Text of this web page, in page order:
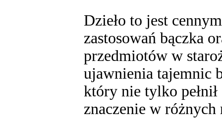
Dzieło to jest
zastosowań bączka
przedmiotów w
ujawnienia tajemnic
który nie tylko
znaczenie w różnych